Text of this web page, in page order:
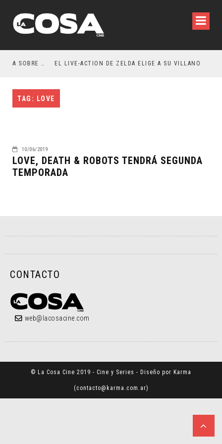
RESEÑA LA INVITACIÓN: OLIVIA WILDE REFLEXIONA SOBRE LA VIDA CONYUGAL EL LIVE-ACTION DE ZELDA ELIGE A SU VILLANO
TAG: LOVE
10/06/2019
LOVE, DEATH & ROBOTS TENDRÁ SEGUNDA
TEMPORADA
CONTACTO
web@lacosacine.com
© La Cosa Cine 2019 - Cine y Series - Diseño por Karma
(contacto@karma.com.ar)